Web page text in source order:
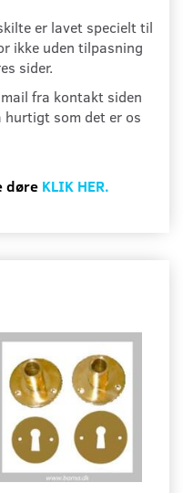
er lavet specielt til
ikke uden tilpasning
sider.
fra kontakt siden
hurtigt som det er os
døre KLIK HER.